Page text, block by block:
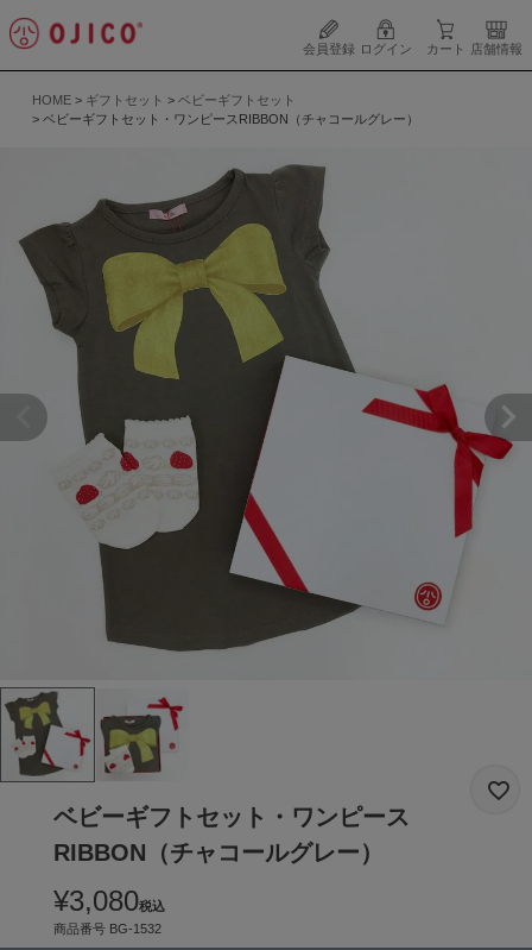
会員登録 ログイン カート 店舗情報
HOME ギフトセット
ベビーギフトセット
ベビーギフトセット・ワンピースRIBBON（チャコールグレー）
ベビーギフトセット・ワンピース
RIBBON（チャコールグレー）
¥3,080税込
商品番号 BG-1532